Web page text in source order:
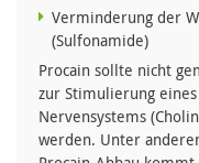
Verminderung der
(Sulfonamide)
Procain sollte nicht
zur Stimulierung
Nervensystems
werden. Unter